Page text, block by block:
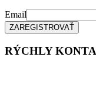
Email
RÝCHLY